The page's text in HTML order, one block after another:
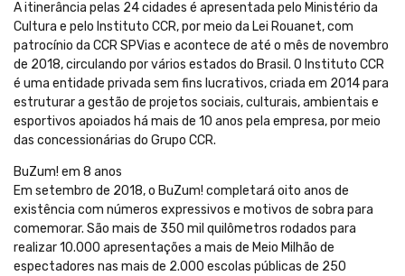
A itinerância pelas 24 cidades é apresentada pelo Ministério da
Cultura e pelo Instituto CCR, por meio da Lei Rouanet, com
patrocínio da CCR SPVias e acontece de até o mês de novembro
de 2018, circulando por vários estados do Brasil. O Instituto CCR
é uma entidade privada sem fins lucrativos, criada em 2014 para
estruturar a gestão de projetos sociais, culturais, ambientais e
esportivos apoiados há mais de 10 anos pela empresa, por meio
das concessionárias do Grupo CCR.
BuZum! em 8 anos
Em setembro de 2018, o BuZum! completará oito anos de
existência com números expressivos e motivos de sobra para
comemorar. São mais de 350 mil quilômetros rodados para
realizar 10.000 apresentações a mais de Meio Milhão de
espectadores nas mais de 2.000 escolas públicas de 250